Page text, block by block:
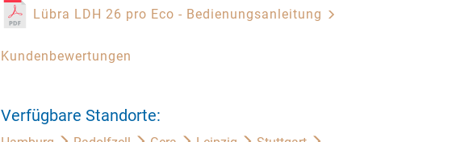
Lübra LDH 26 pro Eco - Bedienungsanleitung
Kundenbewertungen
Verfügbare Standorte: